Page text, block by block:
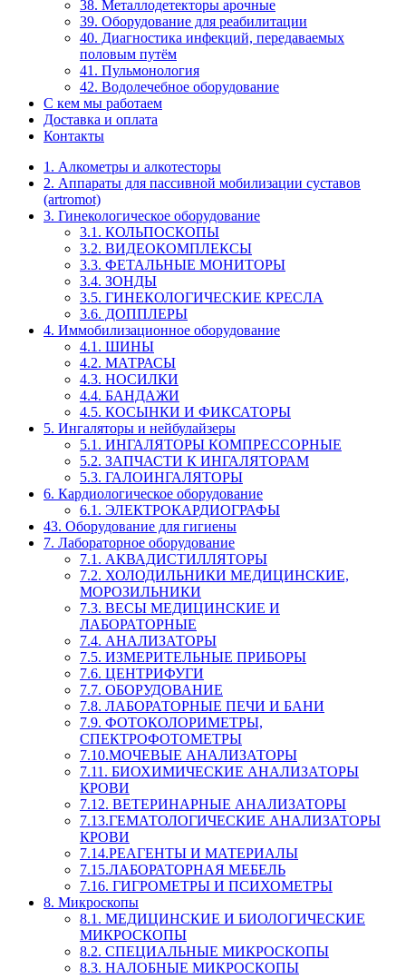
38. Металлодетекторы арочные
39. Оборудование для реабилитации
40. Диагностика инфекций, передаваемых
половым путём
41. Пульмонология
42. Водолечебное оборудование
С кем мы работаем
Доставка и оплата
Контакты
1. Алкометры и алкотесторы
2. Аппараты для пассивной мобилизации суставов
(artromot)
3. Гинекологическое оборудование
3.1. КОЛЬПОСКОПЫ
3.2. ВИДЕОКОМПЛЕКСЫ
3.3. ФЕТАЛЬНЫЕ МОНИТОРЫ
3.4. ЗОНДЫ
3.5. ГИНЕКОЛОГИЧЕСКИЕ КРЕСЛА
3.6. ДОППЛЕРЫ
4. Иммобилизационное оборудование
4.1. ШИНЫ
4.2. МАТРАСЫ
4.3. НОСИЛКИ
4.4. БАНДАЖИ
4.5. КОСЫНКИ И ФИКСАТОРЫ
5. Ингаляторы и нейбулайзеры
5.1. ИНГАЛЯТОРЫ КОМПРЕССОРНЫЕ
5.2. ЗАПЧАСТИ К ИНГАЛЯТОРАМ
5.3. ГАЛОИНГАЛЯТОРЫ
6. Кардиологическое оборудование
6.1. ЭЛЕКТРОКАРДИОГРАФЫ
43. Оборудование для гигиены
7. Лабораторное оборудование
7.1. АКВАДИСТИЛЛЯТОРЫ
7.2. ХОЛОДИЛЬНИКИ МЕДИЦИНСКИЕ,
МОРОЗИЛЬНИКИ
7.3. ВЕСЫ МЕДИЦИНСКИЕ И
ЛАБОРАТОРНЫЕ
7.4. АНАЛИЗАТОРЫ
7.5. ИЗМЕРИТЕЛЬНЫЕ ПРИБОРЫ
7.6. ЦЕНТРИФУГИ
7.7. ОБОРУДОВАНИЕ
7.8. ЛАБОРАТОРНЫЕ ПЕЧИ И БАНИ
7.9. ФОТОКОЛОРИМЕТРЫ,
СПЕКТРОФОТОМЕТРЫ
7.10.МОЧЕВЫЕ АНАЛИЗАТОРЫ
7.11. БИОХИМИЧЕСКИЕ АНАЛИЗАТОРЫ
КРОВИ
7.12. ВЕТЕРИНАРНЫЕ АНАЛИЗАТОРЫ
7.13.ГЕМАТОЛОГИЧЕСКИЕ АНАЛИЗАТОРЫ
КРОВИ
7.14.РЕАГЕНТЫ И МАТЕРИАЛЫ
7.15.ЛАБОРАТОРНАЯ МЕБЕЛЬ
7.16. ГИГРОМЕТРЫ И ПСИХОМЕТРЫ
8. Микроскопы
8.1. МЕДИЦИНСКИЕ И БИОЛОГИЧЕСКИЕ
МИКРОСКОПЫ
8.2. СПЕЦИАЛЬНЫЕ МИКРОСКОПЫ
8.3. НАЛОБНЫЕ МИКРОСКОПЫ